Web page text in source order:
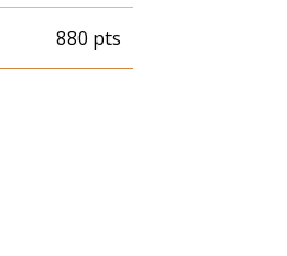
880 pts